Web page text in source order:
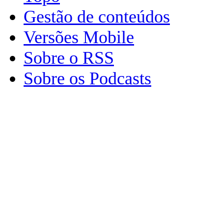
Gestão de conteúdos
Versões Mobile
Sobre o RSS
Sobre os Podcasts